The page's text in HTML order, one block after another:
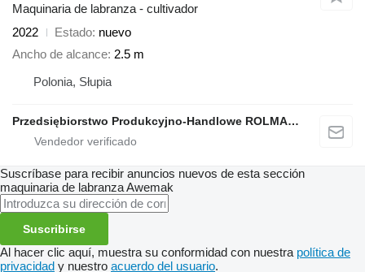
Maquinaria de labranza - cultivador
2022
Estado nuevo
Ancho de alcance 2.5 m
Polonia, Słupia
Przedsiębiorstwo Produkcyjno-Handlowe ROLMAPOL Marcin Dziekan
Suscríbase para recibir anuncios nuevos de esta sección
maquinaria de labranzaAwemak
Suscribirse
Al hacer clic aquí, muestra su conformidad con nuestra política de
privacidad y nuestro acuerdo del usuario.